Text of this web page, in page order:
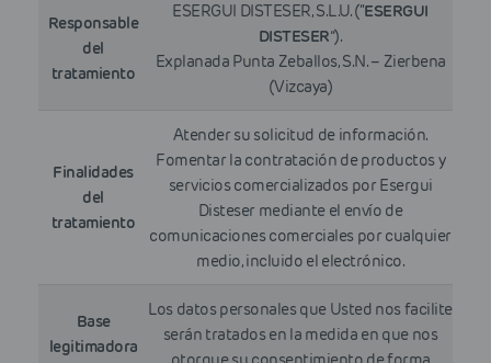
Responsable
del
tratamiento
ESERGUI DISTESER, S.L.U. (“ESERGUI
DISTESER”).
Explanada Punta Zeballos, S.N. – Zierbena
(Vizcaya)
Finalidades
del
tratamiento
Atender su solicitud de información.
Fomentar la contratación de productos y
servicios comercializados por Esergui
Disteser mediante el envío de
comunicaciones comerciales por cualquier
medio, incluido el electrónico.
Base
legitimadora
Los datos personales que Usted nos facilite
serán tratados en la medida en que nos